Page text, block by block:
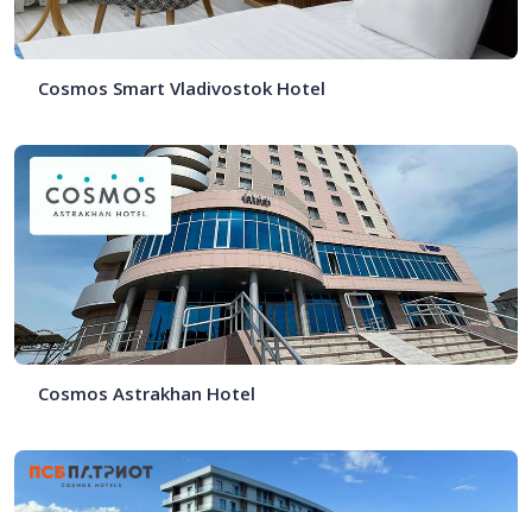
Cosmos Smart Vladivostok Hotel
Cosmos Astrakhan Hotel